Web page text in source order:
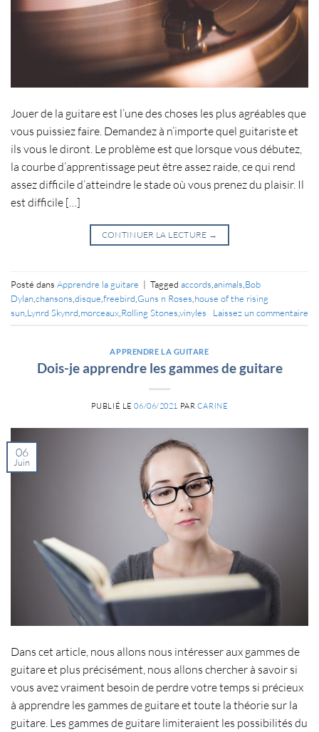
Jouer de la guitare est l’une des choses les plus agréables que
vous puissiez faire. Demandez à n’importe quel guitariste et
ils vous le diront. Le problème est que lorsque vous débutez,
la courbe d’apprentissage peut être assez raide, ce qui rend
assez difficile d’atteindre le stade où vous prenez du plaisir. Il
est difficile […]
CONTINUER LA LECTURE →
Posté dans Apprendre la guitare | Tagged accords animals Bob
Dylanchansons disque freebird Guns n Roses house of the rising
sun Lynrd Skynrd morceaux Rolling Stonesvinyles Laissez un commentaire
APPRENDRE LA GUITARE
Dois-je apprendre les gammes de guitare
PUBLIÉ LE06/06/2021 PAR CARINE
06
Juin
Dans cet article, nous allons nous intéresser aux gammes de
guitare et plus précisément, nous allons chercher à savoir si
vous avez vraiment besoin de perdre votre temps si précieux
à apprendre les gammes de guitare et toute la théorie sur la
guitare. Les gammes de guitare limiteraient les possibilités du